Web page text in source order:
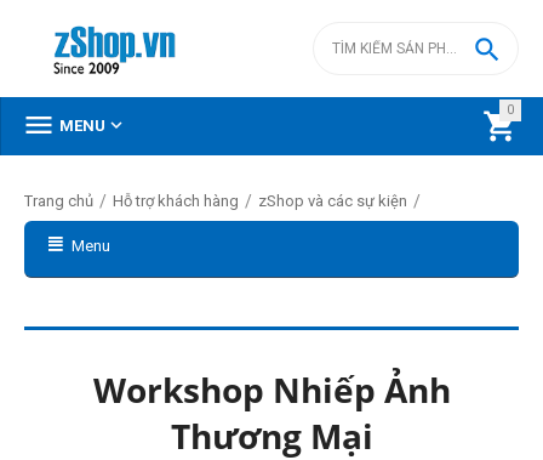
0


 MENU 
Trang chủ / Hỗ trợ khách hàng / zShop và các sự kiện /
Menu
Workshop Nhiếp Ảnh
Thương Mại